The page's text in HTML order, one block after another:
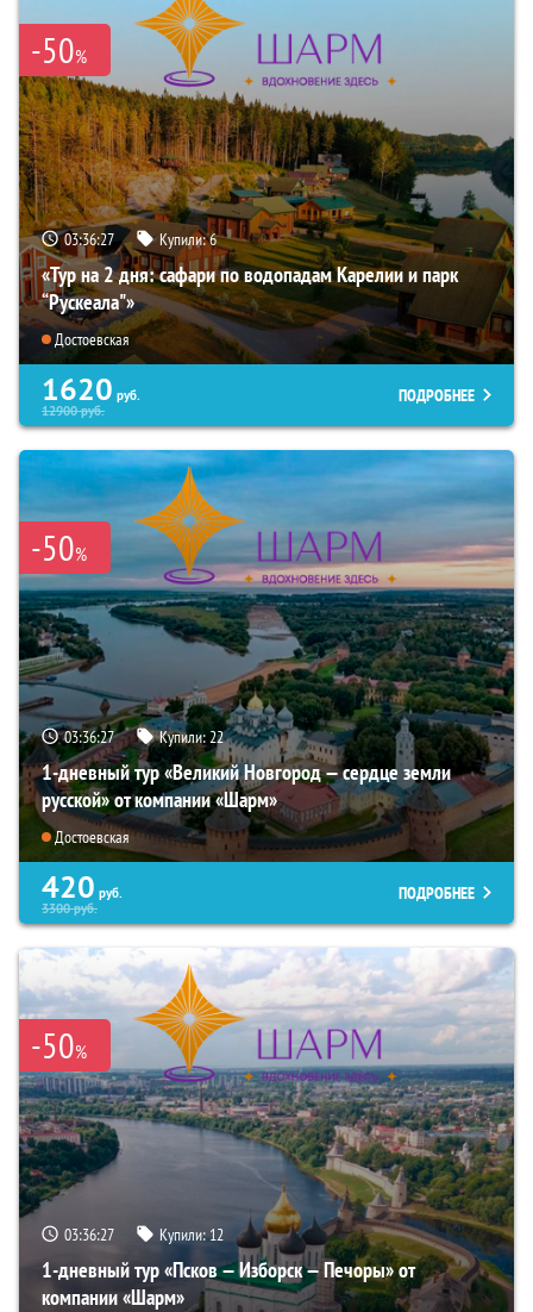
-50%
03:36:25 Купили:6
«Тур на 2 дня: сафари по водопадам Карелии и парк
“Рускеала"»
Достоевская
1620 руб.
12900руб.
ПОДРОБНЕЕ
-50%
03:36:25 Купили:22
1-дневный тур «Великий Новгород — сердце земли
русской» от компании «Шарм»
Достоевская
420 руб.
3300руб.
ПОДРОБНЕЕ
-50%
03:36:25 Купили:12
1-дневный тур «Псков — Изборск — Печоры» от
компании «Шарм»